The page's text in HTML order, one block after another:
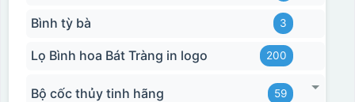
Chất liệu:
Nhựa
Bình tỳ bà 3
Lọ Bình hoa Bát Tràng in logo 200
Bộ cốc thủy tinh hãng 59